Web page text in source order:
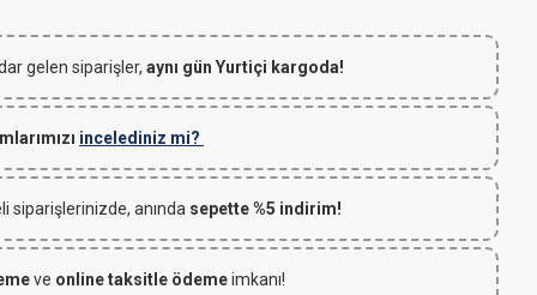
gelen siparişler, aynı gün Yurtiçi kargoda!
incelediniz mi?
siparişlerinizde, anında sepette %5 indirim!
ve online taksitle ödemeimkanı!